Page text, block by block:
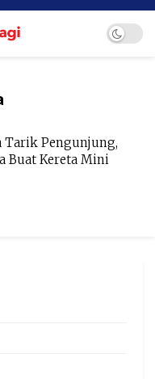
Tarik Pengunjung,
Buat Kereta Mini